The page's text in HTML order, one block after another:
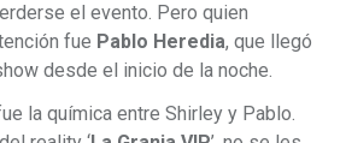
el evento. Pero quien
fue Pablo Heredia, que llegó
desde el inicio de la noche.
la química entre Shirley y Pablo.